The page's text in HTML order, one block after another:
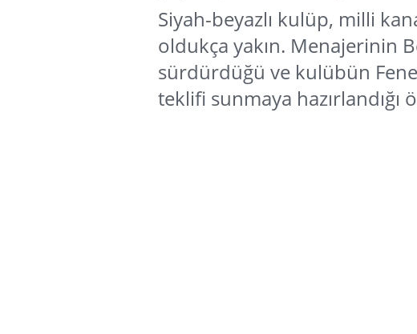
Siyah-beyazlı kulüp, milli
oldukça yakın. Menajerinin
sürdürdüğü ve kulübün
teklifi sunmaya hazırlandığı